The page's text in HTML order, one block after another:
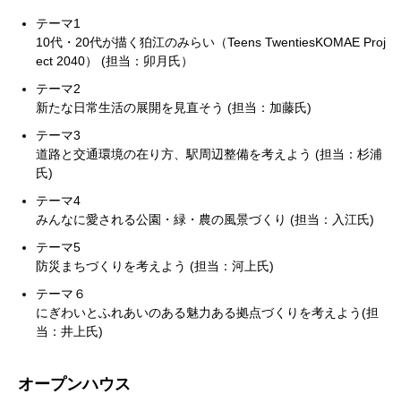
テーマ1
10代・20代が描く狛江のみらい（Teens TwentiesKOMAE Proj
ect 2040） (担当：卯月氏）
テーマ2
新たな日常生活の展開を見直そう (担当：加藤氏)
テーマ3
道路と交通環境の在り方、駅周辺整備を考えよう (担当：杉浦
氏)
テーマ4
みんなに愛される公園・緑・農の風景づくり (担当：入江氏)
テーマ5
防災まちづくりを考えよう (担当：河上氏)
テーマ６
にぎわいとふれあいのある魅⼒ある拠点づくりを考えよう(担
当：井上氏)
オープンハウス